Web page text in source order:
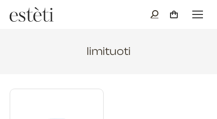
limituoti